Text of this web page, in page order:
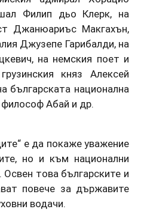
Филип дьо Клерк, на
Джанюариъс Макгахън,
Джузепе Гарибалди, на
на немския поет и
княз Алексей
българската национална
философ Абай и др.
е да покаже уважение
но и към национални
това българските и
повече за държавите
водачи.